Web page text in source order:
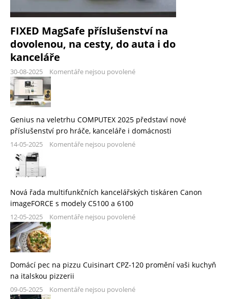
FIXED MagSafe příslušenství na
dovolenou, na cesty, do auta i do
kanceláře
30-08-2025 Komentáře nejsou povolené
Genius na veletrhu COMPUTEX 2025 představí nové
příslušenství pro hráče, kanceláře i domácnosti
14-05-2025 Komentáře nejsou povolené
Nová řada multifunkčních kancelářských tiskáren Canon
imageFORCE s modely C5100 a 6100
12-05-2025 Komentáře nejsou povolené
Domácí pec na pizzu Cuisinart CPZ-120 promění vaši kuchyň
na italskou pizzerii
09-05-2025 Komentáře nejsou povolené